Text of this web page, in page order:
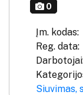
0
Įm. kodas:
Reg. data:
Siuvimas,